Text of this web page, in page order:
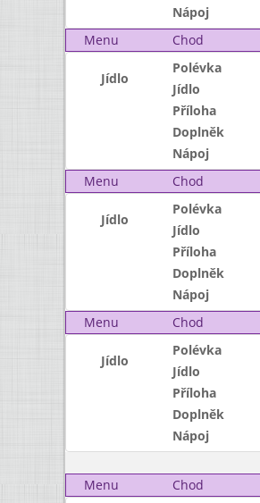
Nápoj
Menu
Chod
Jídlo
Polévka
Jídlo
Příloha
Doplněk
Nápoj
Menu
Chod
Jídlo
Polévka
Jídlo
Příloha
Doplněk
Nápoj
Menu
Chod
Jídlo
Polévka
Jídlo
Příloha
Doplněk
Nápoj
Menu
Chod